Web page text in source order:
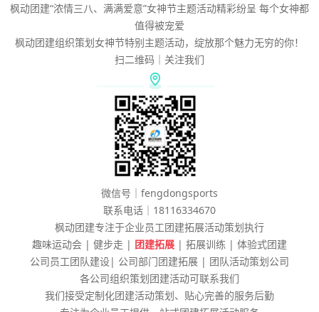
枫动团建“浓情三八、满满爱意”女神节主题活动精彩纷呈 每个女神都
值得被宠爱
枫动团建组织策划女神节特别主题活动，绽放那个魅力无穷的你！
扫二维码｜关注我们
微信号｜fengdongsports
联系电话｜18116334670
枫动团建专注于企业员工团建拓展活动策划执行
趣味运动会 | 健步走 | 团建拓展 | 拓展训练 | 体验式团建
公司员工团队建设| 公司部门团建拓展 | 团队活动策划公司
各公司组织策划团建活动可联系我们
我们接受定制化团建活动策划、贴心完善的服务后勤